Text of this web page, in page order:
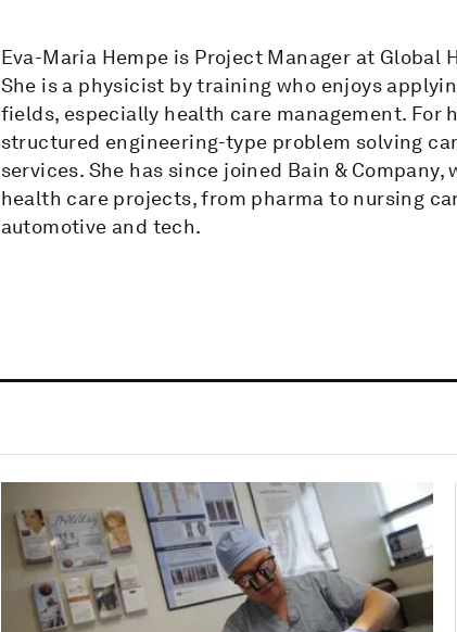
Eva-Maria Hempe is Project Manager at Global
She is a physicist by training who enjoys
fields, especially health care management.
structured engineering-type problem solving
services. She has since joined Bain &
health care projects, from pharma to nursing
automotive and tech.